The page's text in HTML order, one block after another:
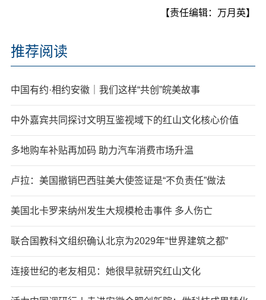
【责任编辑：万月英】
推荐阅读
中国有约·相约安徽｜我们这样“共创”皖美故事
中外嘉宾共同探讨文明互鉴视域下的红山文化核心价值
多地购车补贴再加码 助力汽车消费市场升温
卢拉：美国撤销巴西驻美大使签证是“不负责任”做法
美国北卡罗来纳州发生大规模枪击事件 多人伤亡
联合国教科文组织确认北京为2029年“世界建筑之都”
连接世纪的老友相见：她很早就研究红山文化